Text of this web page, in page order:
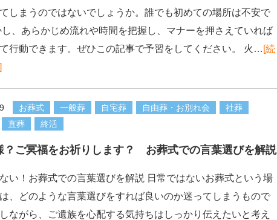
しまうのではないでしょうか。誰でも初めての場所は不安で
、あらかじめ流れや時間を把握し、マナーを押さえていれば
行動できます。ぜひこの記事で予習をしてください。 火… [続
お葬式 一般葬 自宅葬 自由葬・お別れ会
社葬
直葬 終活
？ご冥福をお祈りします？ お葬式での言葉選びを解説
い！お葬式での言葉選びを解説 日常ではないお葬式という場
、どのような言葉選びをすれば良いのか迷ってしまうもので
ながら、ご遺族を心配する気持ちはしっかり伝えたいと考え